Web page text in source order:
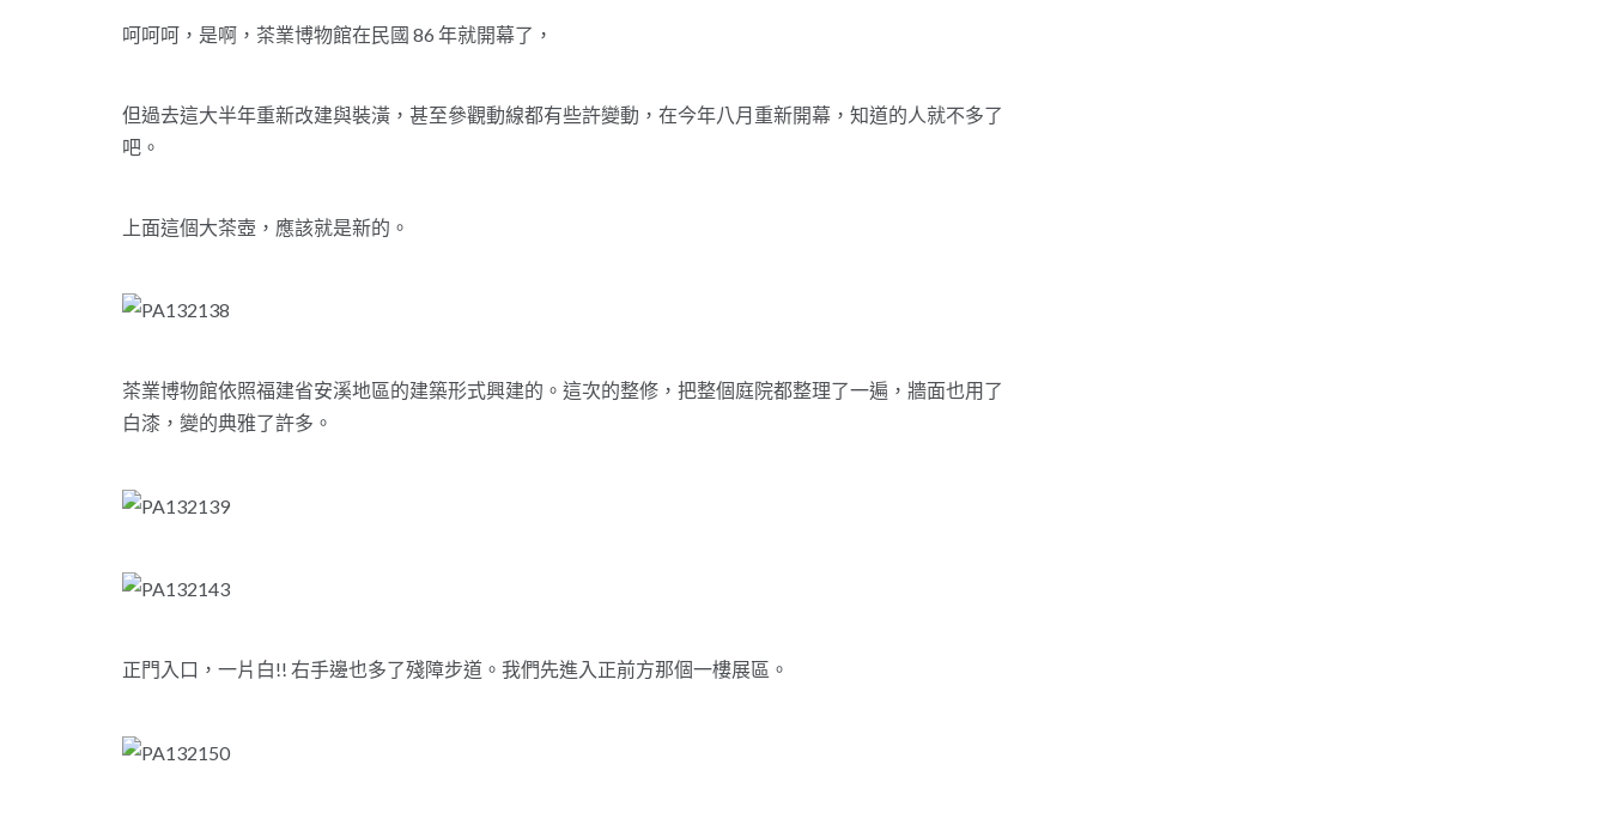
呵呵呵，是啊，茶業博物館在民國 86 年就開幕了，
但過去這大半年重新改建與裝潢，甚至參觀動線都有些許變動，在今年八月重新開幕，知道的人就不多了
吧。
上面這個大茶壺，應該就是新的。
茶業博物館依照福建省安溪地區的建築形式興建的。這次的整修，把整個庭院都整理了一遍，牆面也用了
白漆，變的典雅了許多。
正門入口，一片白!! 右手邊也多了殘障步道。我們先進入正前方那個一樓展區。